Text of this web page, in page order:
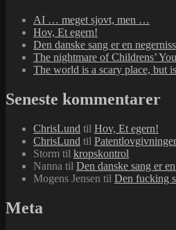
AI … meget sjovt, men …
Hov, Et egern!
Den danske sang er en
The nightmare of Childrens’
The world is a scary place, but
Seneste kommentarer
ChrisLund til Hov, Et egern!
ChrisLund til
Storm til kropskontrol
Nanna til Den danske sang er
Mogens Jensen til Den fucking
Meta